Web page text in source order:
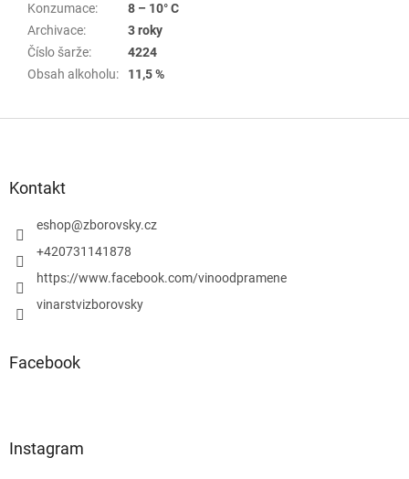
Konzumace:
8 – 10° C
Archivace:
3 roky
Číslo šarže:
4224
Obsah alkoholu: 11,5 %
Kontakt
eshop@zborovsky.cz
+420731141878
https://www.facebook.com/vinoodpramene
vinarstvizborovsky
Facebook
Instagram